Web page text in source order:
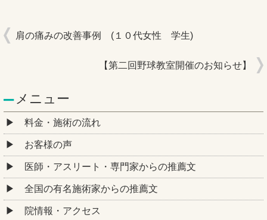
肩の痛みの改善事例 (１０代女性 学生)
【第二回野球教室開催のお知らせ】
メニュー
料金・施術の流れ
お客様の声
医師・アスリート・専門家からの推薦文
全国の有名施術家からの推薦文
院情報・アクセス